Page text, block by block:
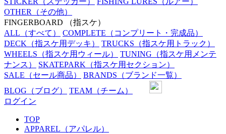
OTHER （その他）
FINGERBOARD
（指スケ）
ALL （すべて） COMPLETE （コンプリート・完成品）
DECK （指スケ用デッキ） TRUCKS （指スケ用トラック）
WHEELS （指スケ用ウィール） TUNING （指スケ用メンテ
ナンス）
SKATEPARK （指スケ用セクション）
SALE （セール商品） BRANDS （ブランド一覧）
BLOG （ブログ） TEAM （チーム）
ログイン
TOP
APPAREL（アパレル）